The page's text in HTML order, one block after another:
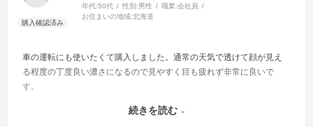
年代:50代 性別:男性 職業:会社員
お住まいの地域:北海道
車の運転にも使いたくて購入しました。通常の天気で透けて顔が見え
る程度の丁度良い濃さになるので見やすく目も疲れず非常に良いで
す。
続きを読む